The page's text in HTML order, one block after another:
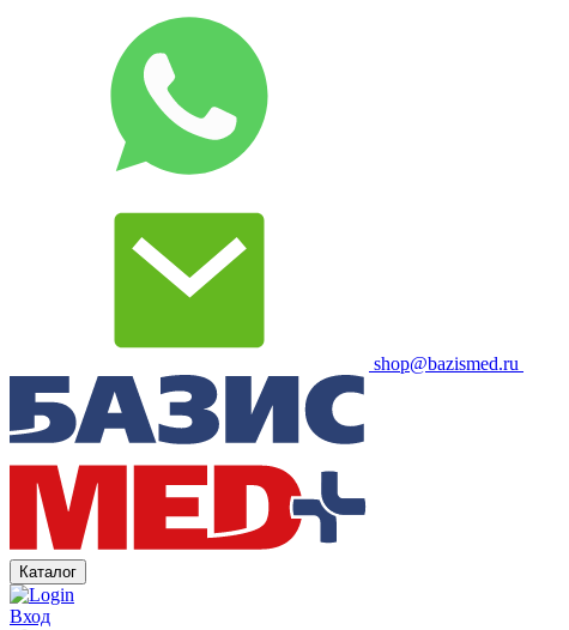
shop@bazismed.ru
Каталог
Вход